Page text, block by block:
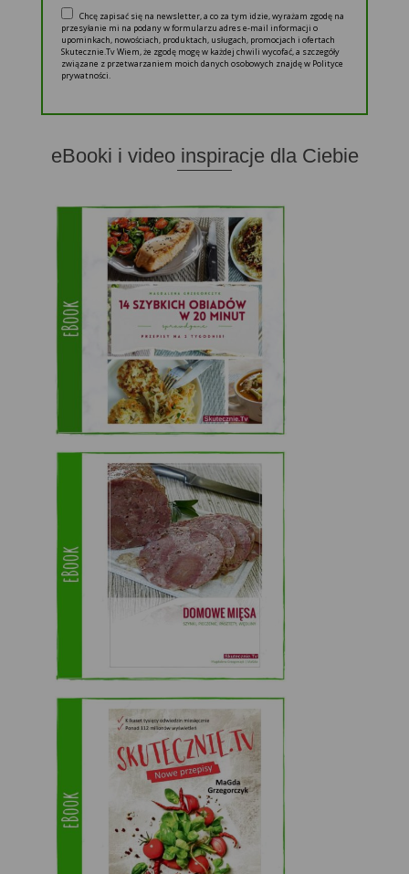
Chcę zapisać się na newsletter, a co za tym idzie, wyrażam zgodę na
przesyłanie mi na podany w formularzu adres e-mail informacji o
upominkach, nowościach, produktach, usługach, promocjach i ofertach
Skutecznie.Tv Wiem, że zgodę mogę w każdej chwili wycofać, a szczegóły
związane z przetwarzaniem moich danych osobowych znajdę w Polityce
prywatności.
eBooki i video inspiracje dla Ciebie